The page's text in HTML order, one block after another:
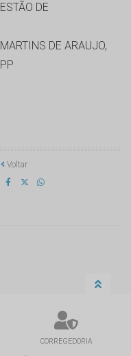
DE
DE ARAUJO,
Voltar
CORREGEDORIA